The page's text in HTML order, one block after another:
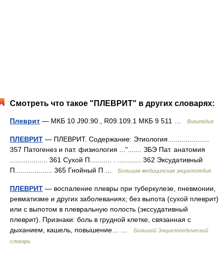
Смотреть что такое "ПЛЕВРИТ" в других словарях:
Плеврит — МКБ 10 J90.90., R09.109.1 МКБ 9 511 … Википедия
ПЛЕВРИТ — ПЛЕВРИТ. Содержание: Этиология.....................
357 Патогенез и пат. физиология ..."....... ЗБЭ Пат. анатомия
................... 361 Сухой П........... . ............ 362 Эксудативный
П................... 365 Гнойный П …
Большая медицинская энциклопедия
ПЛЕВРИТ — воспаление плевры при туберкулезе, пневмонии,
ревматизме и других заболеваниях; без выпота (сухой плеврит)
или с выпотом в плевральную полость (экссудативный
плеврит). Признаки: боль в грудной клетке, связанная с
дыханием, кашель, повышение… …
Большой Энциклопедический
словарь